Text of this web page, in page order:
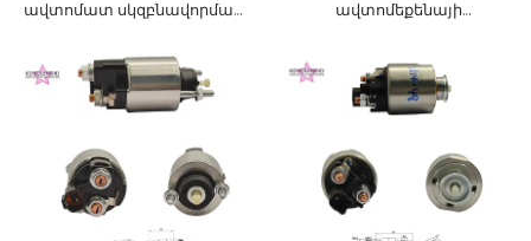
ավտոմատ սկզբնավորման
ավտոմեքենայի